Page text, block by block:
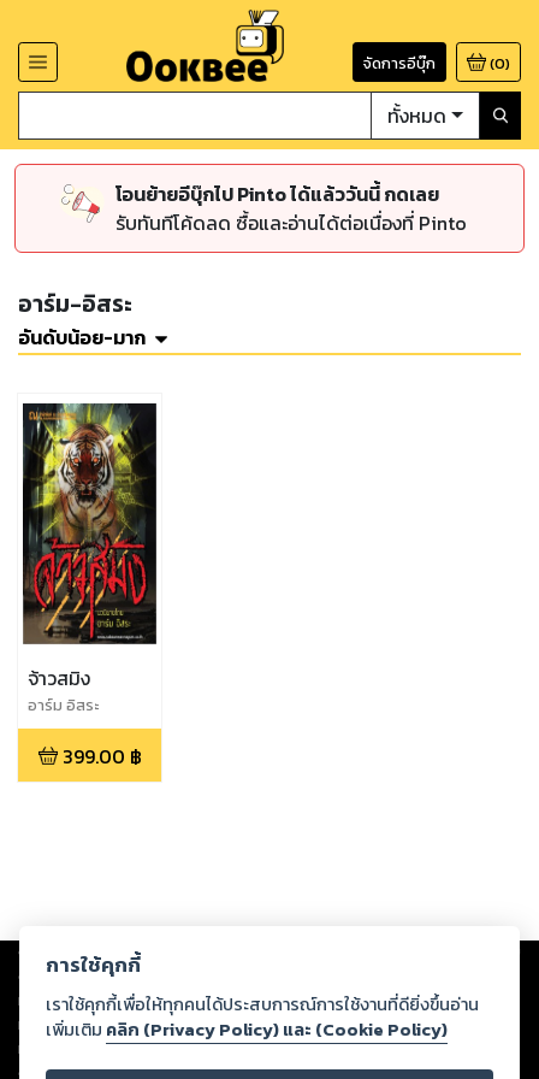
จัดการอีบุ๊ก (0)
ทั้งหมด
โอนย้ายอีบุ๊กไป Pinto ได้แล้ววันนี้ กดเลย
รับทันทีโค้ดลด ซื้อและอ่านได้ต่อเนื่องที่ Pinto
อาร์ม-อิสระ
อันดับน้อย-มาก
จ้าวสมิง
อาร์ม อิสระ
399.00 ฿
Copyright © 2026
ต่อผลงานหรือเนื้อหาใดที่อัปโหลดผ่านเว็บไซต์และปรากฏว่าละเมิดสิทธิใน
ทรัพย์สินทางปัญญาของบุคคลอื่นหรือขัดต่อกฎหมายและศีลธรรม ดังนั้น ผู้อ่าน
ทุกท่านโปรดใช้วิจารณญาณในการกลั่นกรองด้วยตนเอง และหากท่านพบว่าส่วน
หนึ่งส่วนใดขัดต่อกฎหมายและศีลธรรม กรุณาแจ้งมายังบริษัท เพื่อทีมงานจะได้
ดำเนินการในทันที ทั้งนี้ ทางสตอรี่ล็อกขอสงวนลิขสิทธิ์ตามพระราชบัญญัติ
การใช้คุกกี้
เราใช้คุกกี้เพื่อให้ทุกคนได้ประสบการณ์การใช้งานที่ดียิ่งขึ้นอ่าน
เพิ่มเติม คลิก (Privacy Policy) และ (Cookie Policy)